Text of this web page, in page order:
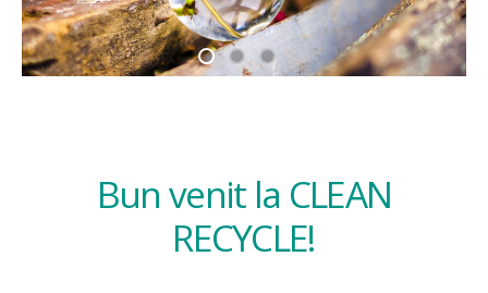
Bun venit la CLEAN
RECYCLE!